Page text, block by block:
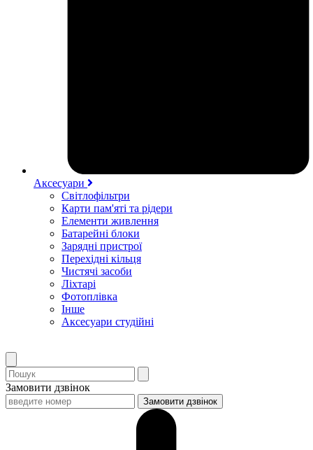
Аксесуари
Світлофільтри
Карти пам'яті та рідери
Елементи живлення
Батарейні блоки
Зарядні пристрої
Перехідні кільця
Чистячі засоби
Ліхтарі
Фотоплівка
Інше
Аксесуари студійні
Замовити дзвінок